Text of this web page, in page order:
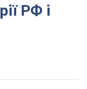
РФ і